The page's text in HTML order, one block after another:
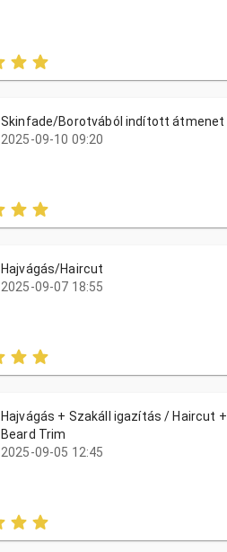
Skinfade/Borotvából indított átmenet
2025-09-10 09:20
Hajvágás/Haircut
2025-09-07 18:55
Hajvágás + Szakáll igazítás / Haircut +
Beard Trim
2025-09-05 12:45